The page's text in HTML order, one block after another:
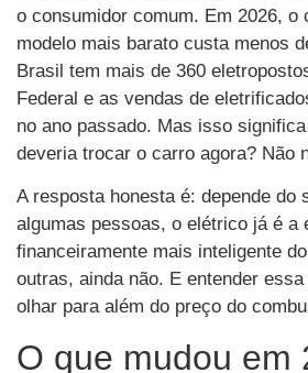
o consumidor comum. Em 2026, o
modelo mais barato custa menos
Brasil tem mais de 360
Federal e as vendas de
no ano passado. Mas isso
deveria trocar o carro agora? Não
A resposta honesta é: depende do
algumas pessoas, o elétrico já é a
financeiramente mais inteligente
outras, ainda não. E entender
olhar para além do preço do
O que mudou em